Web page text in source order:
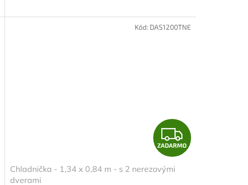
Z
A
ZADARMO
Chladnička - 1,34 x 0,84 m - s 2 nerezovými
dverami
Kód: DAS1200TNE